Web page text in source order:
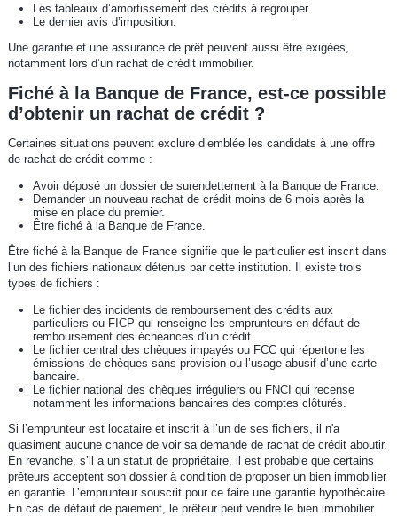
Les tableaux d’amortissement des crédits à regrouper.
Le dernier avis d’imposition.
Une garantie et une assurance de prêt peuvent aussi être exigées,
notamment lors d’un rachat de crédit immobilier.
Fiché à la Banque de France, est-ce possible
d’obtenir un rachat de crédit ?
Certaines situations peuvent exclure d’emblée les candidats à une offre
de rachat de crédit comme :
Avoir déposé un dossier de surendettement à la Banque de France.
Demander un nouveau rachat de crédit moins de 6 mois après la
mise en place du premier.
Être fiché à la Banque de France.
Être fiché à la Banque de France signifie que le particulier est inscrit dans
l’un des fichiers nationaux détenus par cette institution. Il existe trois
types de fichiers :
Le fichier des incidents de remboursement des crédits aux
particuliers ou FICP qui renseigne les emprunteurs en défaut de
remboursement des échéances d’un crédit.
Le fichier central des chèques impayés ou FCC qui répertorie les
émissions de chèques sans provision ou l’usage abusif d’une carte
bancaire.
Le fichier national des chèques irréguliers ou FNCI qui recense
notamment les informations bancaires des comptes clôturés.
Si l’emprunteur est locataire et inscrit à l’un de ses fichiers, il n'a
quasiment aucune chance de voir sa demande de rachat de crédit aboutir.
En revanche, s’il a un statut de propriétaire, il est probable que certains
prêteurs acceptent son dossier à condition de proposer un bien immobilier
en garantie. L’emprunteur souscrit pour ce faire une garantie hypothécaire.
En cas de défaut de paiement, le prêteur peut vendre le bien immobilier